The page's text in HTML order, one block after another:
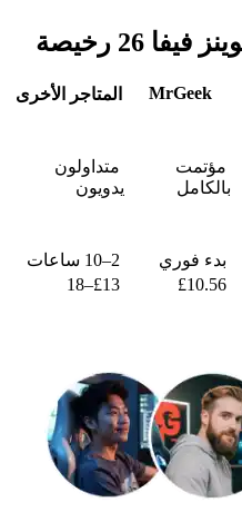
MrGeek
المتاجر الأخرى
مؤتمت
بالكامل
متداولون
يدويون
بدء فوري